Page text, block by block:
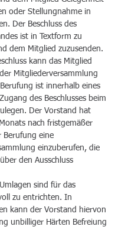
oder Stellungnahme in
Der Beschluss des
ist in Textform zu
dem Mitglied zuzusenden.
kann das Mitglied
Mitgliederversammlung
ist innerhalb eines
des Beschlusses beim
Der Vorstand hat
nach fristgemäßer
Berufung eine
einzuberufen, die
den Ausschluss
sind für das
zu entrichten. In
kann der Vorstand hiervon
unbilliger Härten Befreiung